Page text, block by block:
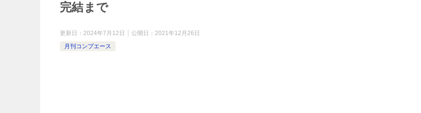
完結まで
更新日： 2024年7月12日 公開日： 2021年12月26日
月刊コンプエース